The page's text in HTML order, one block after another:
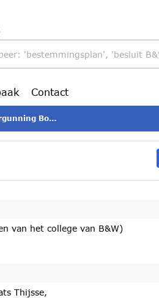
Contact
Thijsse,
van het college van B&W)
Thijsse,